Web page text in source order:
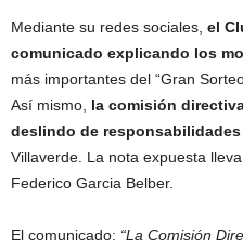
Mediante su redes sociales, el
comunicado explicando los
más importantes del “Gran
Así mismo, la comisión
deslindo de responsabilidades
Villaverde. La nota expuesta
Federico Garcia Belber.
El comunicado: “La Comisión